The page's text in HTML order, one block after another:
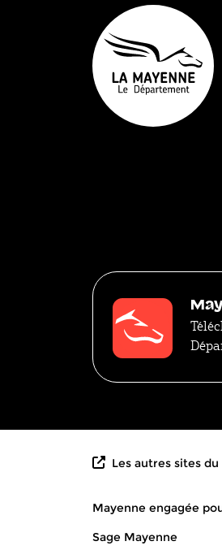
Les autres sites
Mayenne engagée
Sage Mayenne